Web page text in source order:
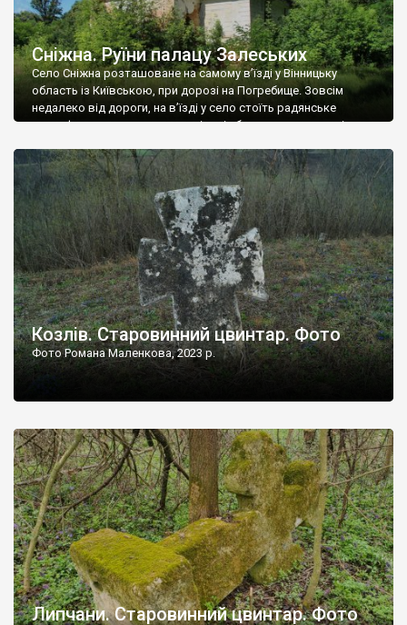
Сніжна. Руїни палацу Залеських
Село Сніжна розташоване на самому в’їзді у Вінницьку
область із Київською, при дорозі на Погребище. Зовсім
недалеко від дороги, на в’їзді у село стоїть радянське
рельєфне пано, яке показує жінку і яблуню, а трохи далі, десь
не видно, але видно дві стареньких колії у траві – […]
Козлів. Старовинний цвинтар. Фото
Фото Романа Маленкова, 2023 р.
Липчани. Старовинний цвинтар. Фото